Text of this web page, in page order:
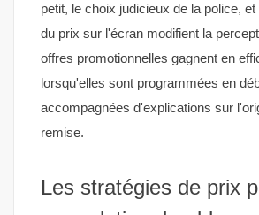
petit, le choix judicieux de la police,
du prix sur l'écran modifient la
offres promotionnelles gagnent en
lorsqu'elles sont programmées en
accompagnées d'explications sur
remise.
Les stratégies de prix